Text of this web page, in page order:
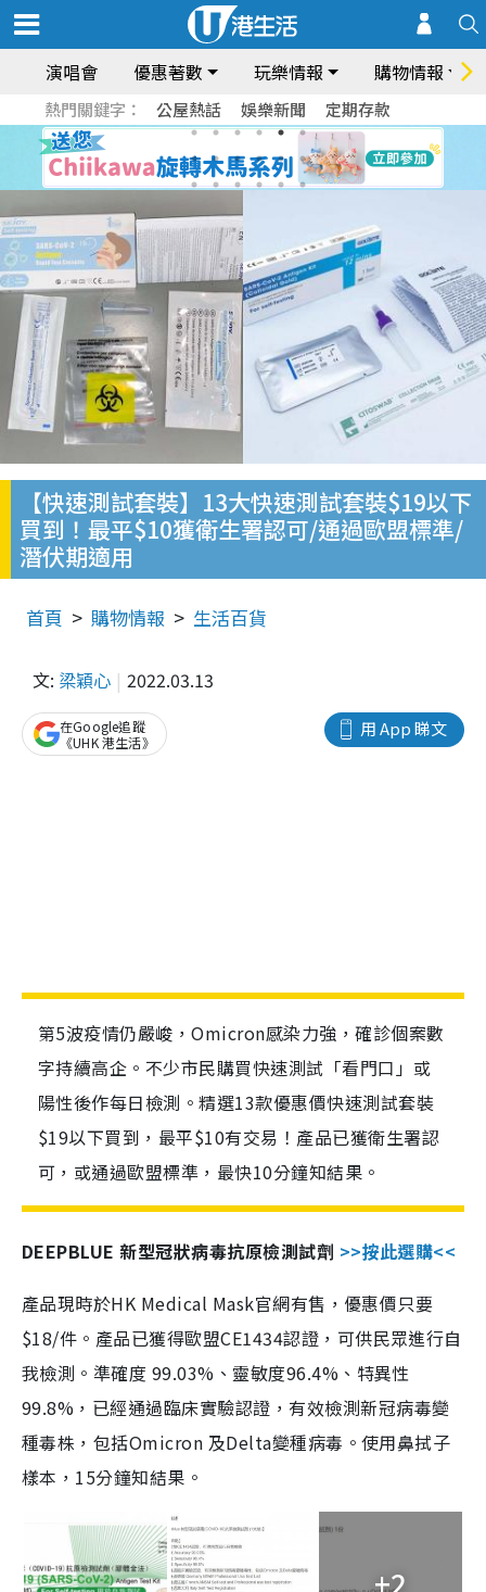
演唱會 優惠著數 玩樂情報 購物情報
熱門關鍵字： 公屋熱話 娛樂新聞 定期存款
【快速測試套裝】13大快速測試套裝$19以下
買到！最平$10獲衛生署認可/通過歐盟標準/
潛伏期適用
首頁 購物情報 生活百貨
文: 梁穎心 2022.03.13
用 App 睇文
在Google追蹤
《UHK 港生活》
第5波疫情仍嚴峻，Omicron感染力強，確診個案數
字持續高企。不少市民購買快速測試「看門口」或
陽性後作每日檢測。精選13款優惠價快速測試套裝
$19以下買到，最平$10有交易！產品已獲衛生署認
可，或通過歐盟標準，最快10分鐘知結果。
DEEPBLUE 新型冠狀病毒抗原檢測試劑 >>按此選購<<
產品現時於HK Medical Mask官網有售，優惠價只要
$18/件。產品已獲得歐盟CE1434認證，可供民眾進行自
我檢測。準確度 99.03%、靈敏度96.4%、特異性
99.8%，已經通過臨床實驗認證，有效檢測新冠病毒變
種毒株，包括Omicron 及Delta變種病毒。使用鼻拭子
樣本，15分鐘知結果。
+2